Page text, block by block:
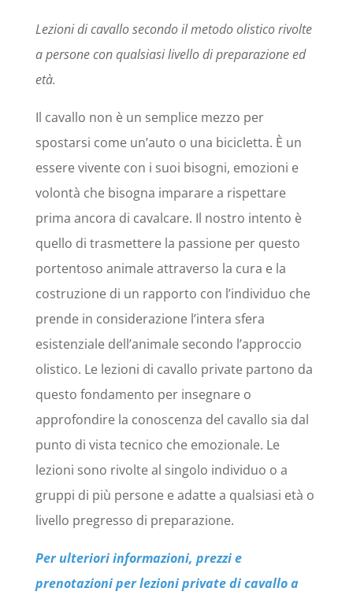
Lezioni di cavallo secondo il metodo olistico rivolte
a persone con qualsiasi livello di preparazione ed
età.
Il cavallo non è un semplice mezzo per
spostarsi come un’auto o una bicicletta. È un
essere vivente con i suoi bisogni, emozioni e
volontà che bisogna imparare a rispettare
prima ancora di cavalcare. Il nostro intento è
quello di trasmettere la passione per questo
portentoso animale attraverso la cura e la
costruzione di un rapporto con l’individuo che
prende in considerazione l’intera sfera
esistenziale dell’animale secondo l’approccio
olistico. Le lezioni di cavallo private partono da
questo fondamento per insegnare o
approfondire la conoscenza del cavallo sia dal
punto di vista tecnico che emozionale. Le
lezioni sono rivolte al singolo individuo o a
gruppi di più persone e adatte a qualsiasi età o
livello pregresso di preparazione.
Per ulteriori informazioni, prezzi e
prenotazioni per lezioni private di cavallo a